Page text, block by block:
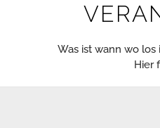
Was ist wann wo
Hier